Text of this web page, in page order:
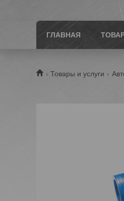
ГЛАВНАЯ
Товары и услуги